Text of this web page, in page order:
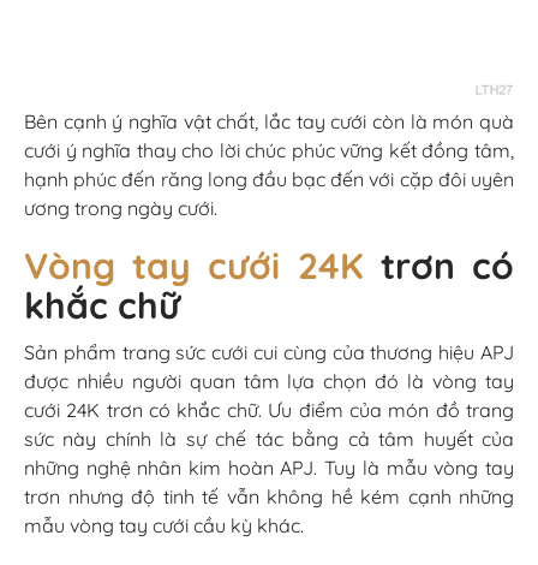
Bên cạnh ý nghĩa vật chất, lắc tay cưới còn là món quà
cưới ý nghĩa thay cho lời chúc phúc vững kết đồng tâm,
hạnh phúc đến răng long đầu bạc đến với cặp đôi uyên
ương trong ngày cưới.
Vòng tay cưới 24K trơn có
khắc chữ
Sản phẩm trang sức cưới cui cùng của thương hiệu APJ
được nhiều người quan tâm lựa chọn đó là vòng tay
cưới 24K trơn có khắc chữ. Ưu điểm của món đồ trang
sức này chính là sự chế tác bằng cả tâm huyết của
những nghệ nhân kim hoàn APJ. Tuy là mẫu vòng tay
trơn nhưng độ tinh tế vẫn không hề kém cạnh những
mẫu vòng tay cưới cầu kỳ khác.